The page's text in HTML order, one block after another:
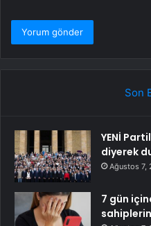
Son
YENİ
diyerek
Ağustos 7,
7 gün